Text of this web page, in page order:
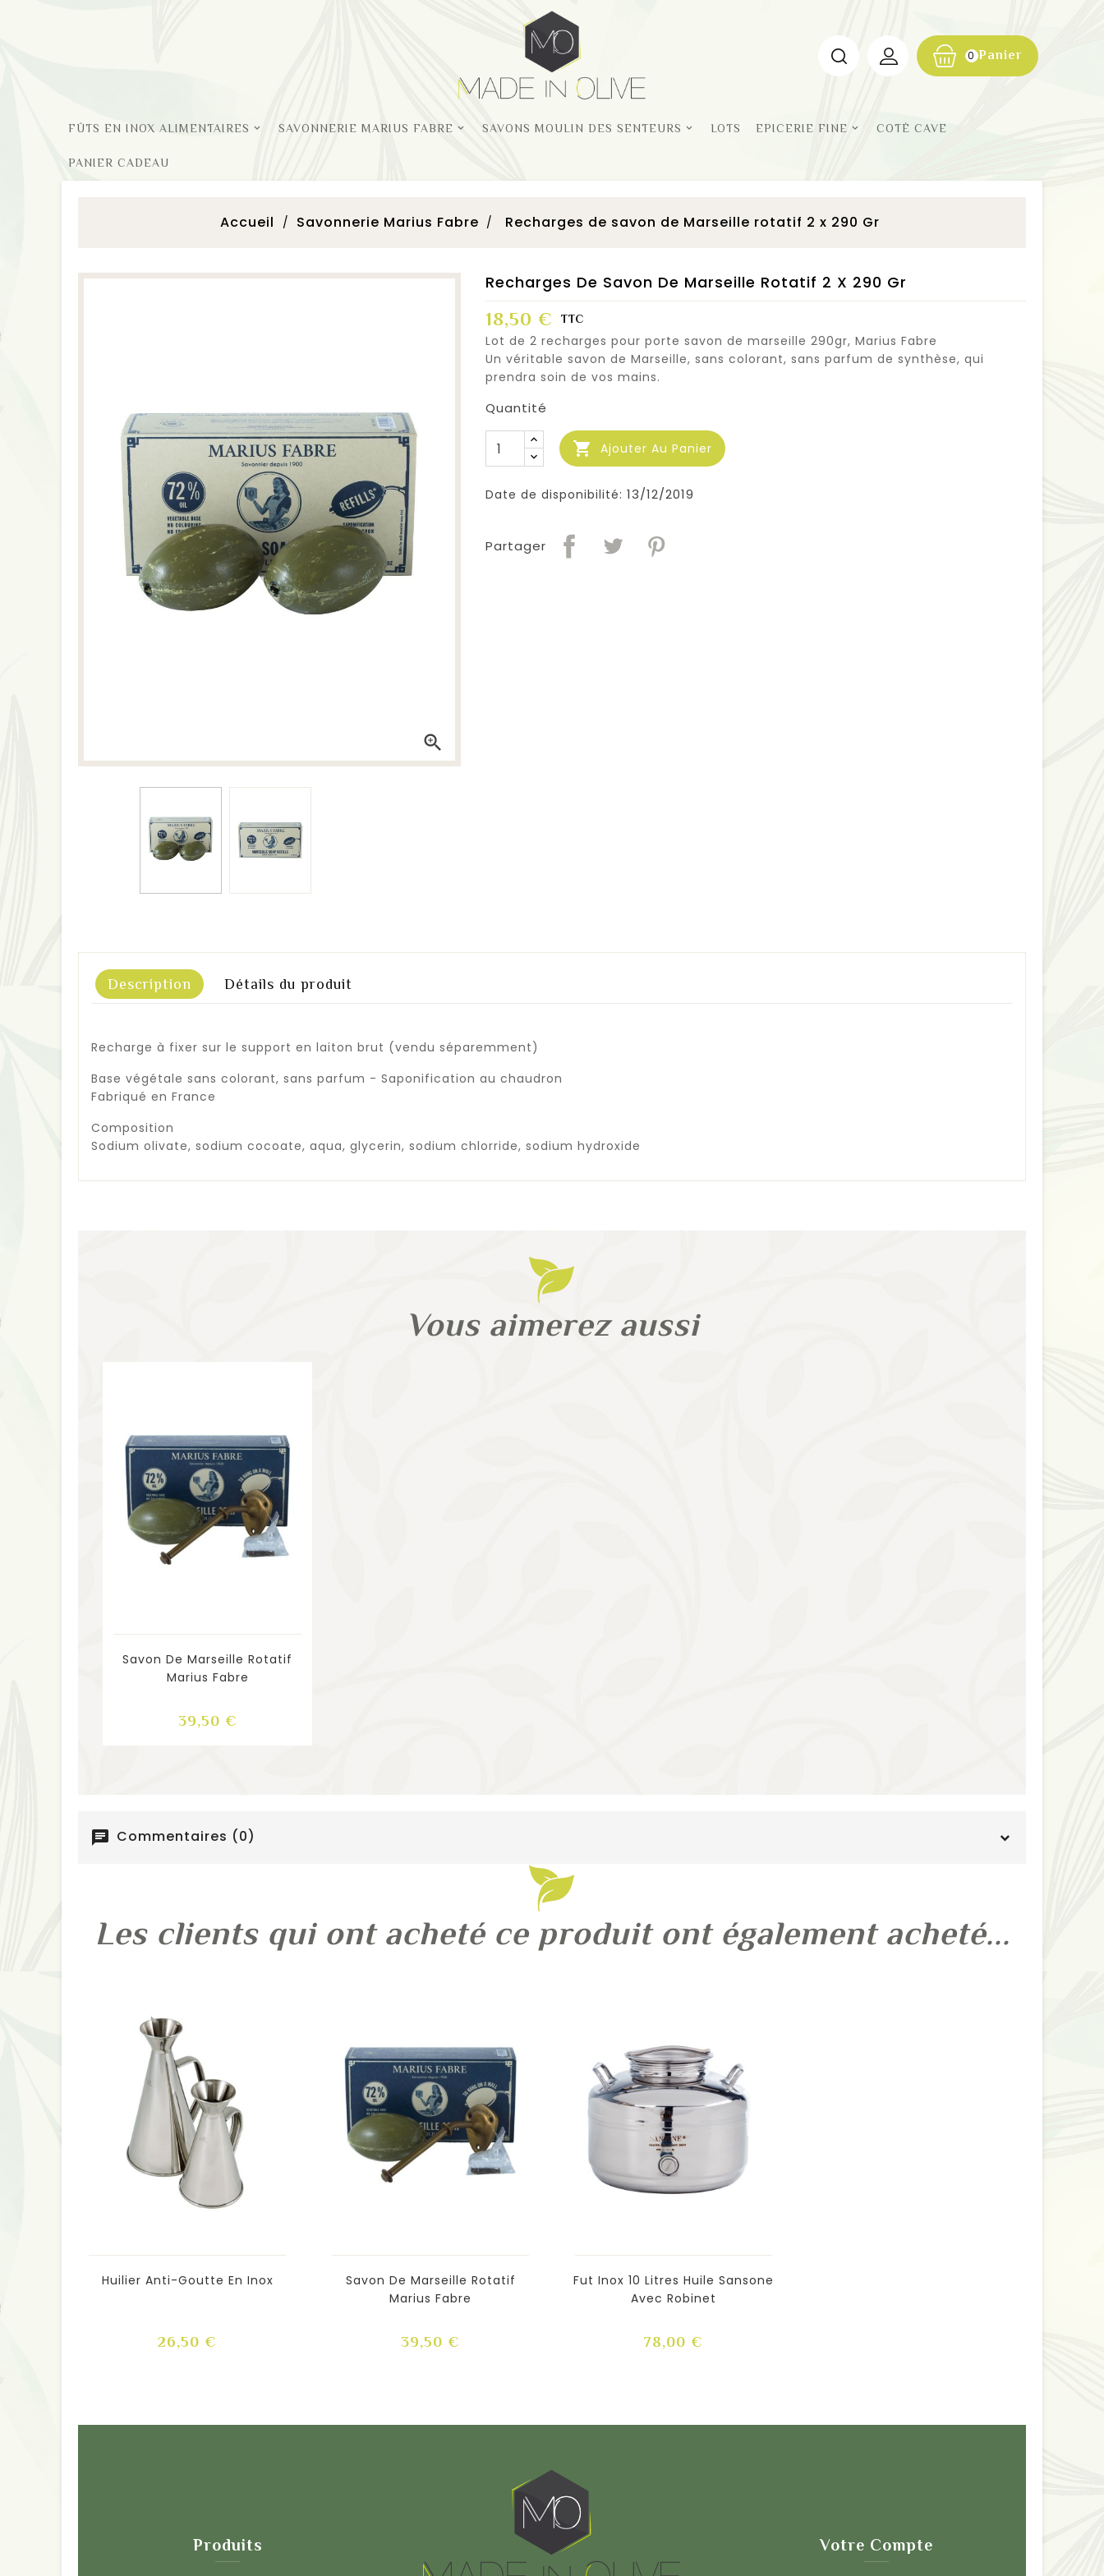
Panier
0
FÛTS EN INOX ALIMENTAIRES SAVONNERIE MARIUS FABRE SAVONS MOULIN DES SENTEURS LOTS EPICERIE FINE COTÉ CAVE
PANIER CADEAU
Accueil Savonnerie Marius Fabre Recharges de savon de Marseille rotatif 2 x 290 Gr

Recharges De Savon De Marseille Rotatif 2 X 290 Gr
18,50 € TTC
Lot de 2 recharges pour porte savon de marseille 290gr, Marius Fabre
Un véritable savon de Marseille, sans colorant, sans parfum de synthèse, qui
prendra soin de vos mains.
Quantité
 Ajouter Au Panier
Date de disponibilité: 13/12/2019
Partager
Description Détails du produit
Recharge à fixer sur le support en laiton brut (vendu séparemment)
Base végétale sans colorant, sans parfum - Saponification au chaudron
Fabriqué en France
Composition
Sodium olivate, sodium cocoate, aqua, glycerin, sodium chlorride, sodium hydroxide
Vous aimerez aussi
Savon De Marseille Rotatif
Marius Fabre
39,50 €
chat Commentaires (0)
Les clients qui ont acheté ce produit ont également acheté...
Huilier Anti-Goutte En Inox
26,50 €
Savon De Marseille Rotatif
Marius Fabre
39,50 €
Fut Inox 10 Litres Huile Sansone
Avec Robinet
78,00 €
Produits Votre Compte